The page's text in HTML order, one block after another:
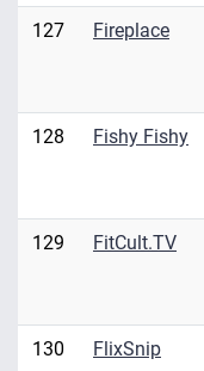
127 Fireplace
128 Fishy Fishy
129 FitCult.TV
130 FlixSnip